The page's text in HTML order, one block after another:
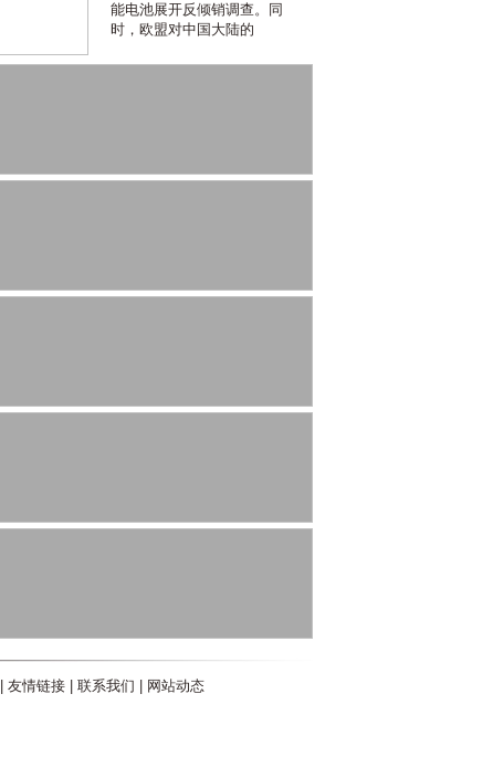
能电池展开反倾销调查。同
时，欧盟对中国大陆的
友情链接| 联系我们
网站动态